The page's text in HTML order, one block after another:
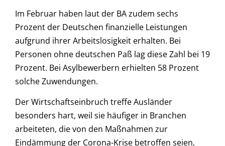
Im Februar haben laut der BA zudem sechs
Prozent der Deutschen finanzielle Leistungen
aufgrund ihrer Arbeitslosigkeit erhalten. Bei
Personen ohne deutschen Paß lag diese Zahl bei 19
Prozent. Bei Asylbewerbern erhielten 58 Prozent
solche Zuwendungen.
Der Wirtschaftseinbruch treffe Ausländer
besonders hart, weil sie häufiger in Branchen
arbeiteten, die von den Maßnahmen zur
Eindämmung der Corona-Krise betroffen seien,